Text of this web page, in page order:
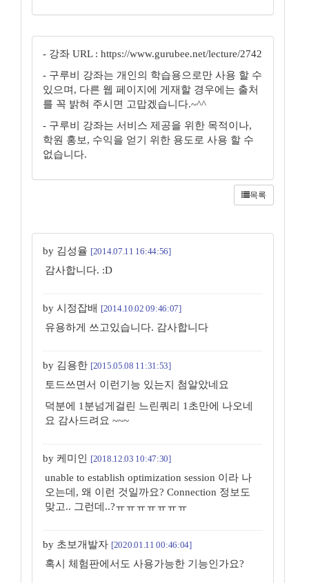
- 강좌 URL : https://www.gurubee.net/lecture/2742
- 구루비 강좌는 개인의 학습용으로만 사용 할 수
있으며, 다른 웹 페이지에 게재할 경우에는 출처
를 꼭 밝혀 주시면 고맙겠습니다.~^^
- 구루비 강좌는 서비스 제공을 위한 목적이나,
학원 홍보, 수익을 얻기 위한 용도로 사용 할 수
없습니다.
목록
by 김성율 [2014.07.11 16:44:56]
감사합니다. :D
by 시정잡배 [2014.10.02 09:46:07]
유용하게 쓰고있습니다. 감사합니다
by 김용한 [2015.05.08 11:31:53]
토드쓰면서 이런기능 있는지 첨알았네요
덕분에 1분넘게걸린 느린쿼리 1초만에 나오네
요 감사드려요 ~~~
by 케미인 [2018.12.03 10:47:30]
unable to establish optimization session 이라 나
오는데, 왜 이런 것일까요? Connection 정보도
맞고.. 그런데..?ㅠㅠㅠㅠㅠㅠㅠ
by 초보개발자 [2020.01.11 00:46:04]
혹시 체험판에서도 사용가능한 기능인가요?